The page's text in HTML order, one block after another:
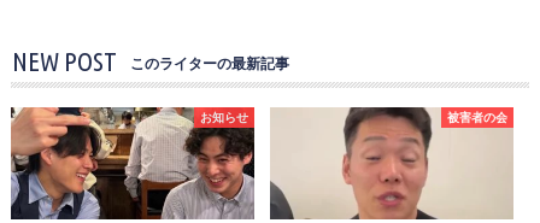
NEW POST このライターの最新記事
お知らせ 被害者の会